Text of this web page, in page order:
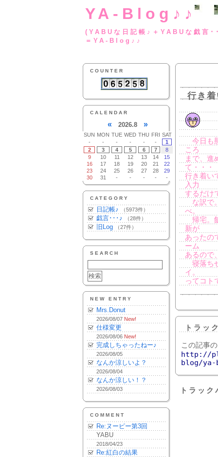
YA-Blog♪♪
(YABUな日記帳♪
＝YA-Blog♪♪
COUNTER
CALENDAR
« 2026.8 »
SUN MON TUE WED THU FRI SAT
-
- - - - -
1
2
3 4 5 6 7
8
9
10 11 12 13 14
15
16
17 18 19 20 21
22
23
24 25 26 27 28
29
30
31 - - - - -
CATEGORY
日記帳♪ （5973件）
戯言･･･♪ （28件）
旧Log （27件）
SEARCH
NEW ENTRY
Mrs.Donut
2026/08/07 New!
仕様変更
2026/08/06 New!
完成しちゃったねー♪
2026/08/05
なんか涼しいよ？
2026/08/04
なんか涼しい！？
2026/08/03
COMMENT
Re:ヌーピー第3回
YABU
2018/04/23
Re:紅白の結果
行き
今日も
ころ
まで、進
て・・・
行き着い
入力
するだけ
な訳で
べ。
帰宅。
新が
あったの
ーム
あるので
寝落ち
イ。
ってコト
トラッ
この記事
http://
blog/ya-
トラッ